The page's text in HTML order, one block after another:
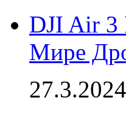
DJI Air 3
Мире